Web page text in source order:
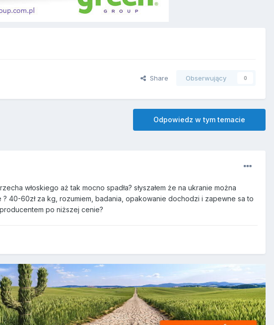
Share Obserwujący 0
Odpowiedz w tym temacie
włoskiego aż tak mocno spadła? słyszałem że na ukranie można
40-60zł za kg, rozumiem, badania, opakowanie dochodzi i zapewne sa to
po niższej cenie?